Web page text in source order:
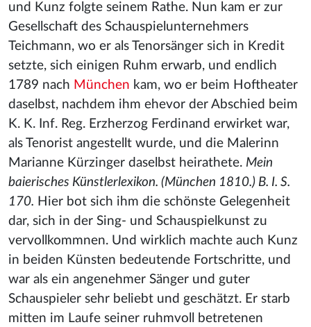
und Kunz folgte seinem Rathe. Nun kam er zur
Gesellschaft des Schauspielunternehmers
Teichmann, wo er als Tenorsänger sich in Kredit
setzte, sich einigen Ruhm erwarb, und endlich
1789 nach München kam, wo er beim Hoftheater
daselbst, nachdem ihm ehevor der Abschied beim
K. K. Inf. Reg. Erzherzog Ferdinand erwirket war,
als Tenorist angestellt wurde, und die Malerinn
Marianne Kürzinger daselbst heirathete. Mein
baierisches Künstlerlexikon. (München 1810.) B. I. S.
170. Hier bot sich ihm die schönste Gelegenheit
dar, sich in der Sing- und Schauspielkunst zu
vervollkommnen. Und wirklich machte auch Kunz
in beiden Künsten bedeutende Fortschritte, und
war als ein angenehmer Sänger und guter
Schauspieler sehr beliebt und geschätzt. Er starb
mitten im Laufe seiner ruhmvoll betretenen